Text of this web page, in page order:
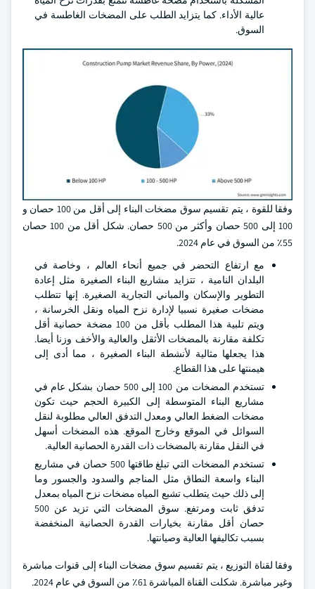
عالية الأداء. كما يتزايد الطلب على المضخات الغاطسة في
السوق.
وفقا للقوة ، يتم تقسيم سوق مضخات البناء إلى أقل من 100 حصان و
100 إلى 500 حصان وأكثر من 500 حصان. شكل أقل من 100 حصان
55٪ من السوق في عام 2024.
مع ارتفاع التحضر في جميع أنحاء العالم ، وخاصة في
البلدان النامية ، تتزايد مشاريع البناء الصغيرة مثل إعادة
التطوير والإسكان والمباني التجارية الصغيرة. إنها تتطلب
مضخات صغيرة نسبيا لإدارة نزح المياه ونقل الخرسانة ،
ويتم تلبية هذا المطلب بأقل من 100 مضخة حصانية أقل
تكلفة مقارنة بالمضخات الأثقل والعالية والأخف وزنا أيضا.
هذا يجعلها مثالية لأنشطة البناء الصغيرة ، مما أدى إلى
هيمنتها على هذا القطاع.
تستخدم المضخات من 100 إلى 500 حصان بشكل عام في
مشاريع البناء المتوسطة إلى الكبيرة الحجم حيث تكون
مضخات الضغط العالي ومعدل التدفق العالي مطلوبة لنقل
السوائل في الموقع وخارج الموقع. هذه المضخات أسهل
في النقل مقارنة بالمضخات ذات القدرة الحصانية العالية.
تستخدم المضخات التي تبلغ طاقتها 500 حصان في مشاريع
البناء واسعة النطاق مثل المناجم والسدود والجسور وما
إلى ذلك حيث يتطلب تشبع المياه مضخات نزح المياه بمعدل
تدفق ثابت ومرتفع. سوق المضخات التي تزيد عن 500
حصان أقل مقارنة بخيارات القدرة الحصانية المنخفضة
بسبب تكاليفها العالية وصيانتها.
وفقا لقناة التوزيع ، يتم تقسيم سوق مضخات البناء إلى قنوات مباشرة
وغير مباشرة. شكلت القناة المباشرة 61٪ من السوق في عام 2024.